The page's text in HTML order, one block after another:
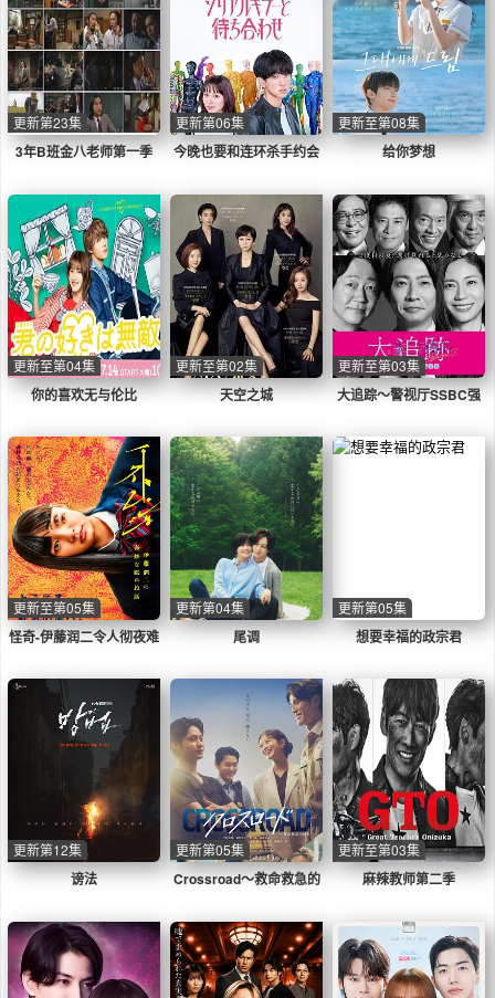
3年B班金八老师第一季
更新第23集
今晚也要和连环杀手约会
更新第06集
给你梦想
更新至第08集
你的喜欢无与伦比
更新至第04集
天空之城
更新至第02集
大追踪〜警视厅SSBC强
更新至第03集
怪奇-伊藤润二令人彻夜难
更新至第05集
尾调
更新第04集
想要幸福的政宗君
更新第05集
谤法
更新第12集
Crossroad～救命救急的
更新第05集
麻辣教师第二季
更新至第03集